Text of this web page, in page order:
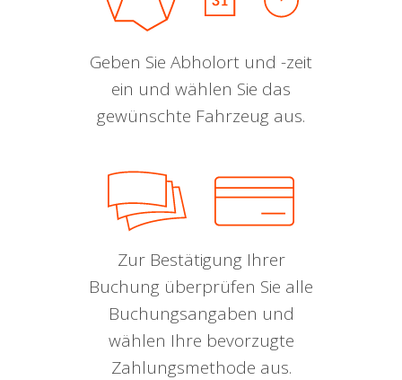
Geben Sie Abholort und -zeit
ein und wählen Sie das
gewünschte Fahrzeug aus.
Zur Bestätigung Ihrer
Buchung überprüfen Sie alle
Buchungsangaben und
wählen Ihre bevorzugte
Zahlungsmethode aus.